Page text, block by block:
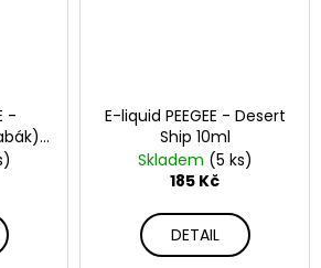
-
E-liquid PEEGEE - Desert
Ship 10ml
Skladem (5 ks)
185 Kč
DETAIL